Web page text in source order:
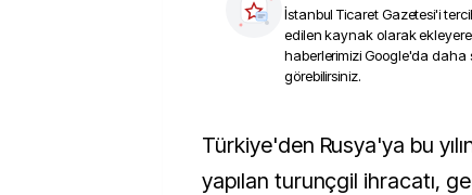
İstanbul Ticaret Gazetesi'i
edilen kaynak olarak
haberlerimizi Google'da daha
görebilirsiniz.
Türkiye'den Rusya'ya bu yılın ilk çeyreğinde
yapılan turunçgil ihracatı,